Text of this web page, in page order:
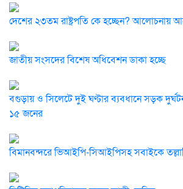
দেশের ২৩তম রাষ্ট্রপতি কে হচ্ছেন? আলোচনায়
জাতীয় সংসদের বিশেষ অধিবেশন ডাকা হচ্ছে
বগুড়ায় ও সিলেটে দুই ঘণ্টার ব্যবধানে সড়ক
১৫ জনের
বিমানবন্দরে ভিআইপি-সিআইপিসহ সবাইকে